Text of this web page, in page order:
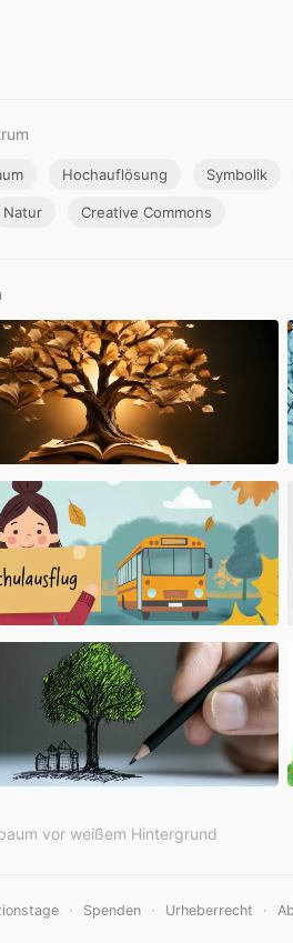
Hochauflösung Symbolik
Natur Creative Commons
vor weißem Hintergrund
· Spenden · Urheberrecht ·